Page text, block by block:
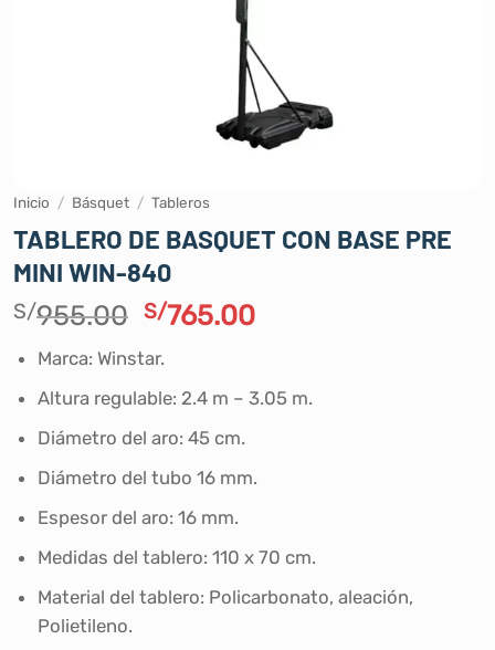
Inicio / Básquet / Tableros
TABLERO DE BASQUET CON BASE PRE
MINI WIN-840
S/955.00 El
original
era:
S/955.00.
S/765.00El
es:
Marca: Winstar.
Altura regulable: 2.4 m – 3.05 m.
Diámetro del aro: 45 cm.
Diámetro del tubo 16 mm.
Espesor del aro: 16 mm.
Medidas del tablero: 110 x 70 cm.
Material del tablero: Policarbonato, aleación,
Polietileno.